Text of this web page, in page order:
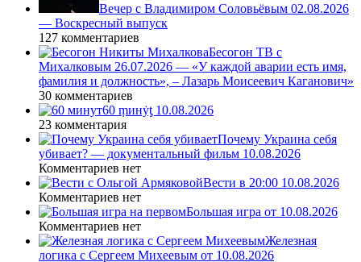
Вечер с Владимиром Соловьёвым 02.08.2026
— Воскресный выпуск
127 комментариев
Бесогон ТВ с
Михалковым 26.07.2026 — «У каждой аварии есть имя,
фамилия и должность», – Лазарь Моисеевич Каганович»
30 комментариев
60 ṃинẏƫ 10.08.2026
23 комментария
Почему Украина себя
убивает? — документальный фильм 10.08.2026
Комментариев нет
Вести в 20:00 10.08.2026
Комментариев нет
Большая игра от 10.08.2026
Комментариев нет
Железная
логика с Сергеем Михеевым от 10.08.2026